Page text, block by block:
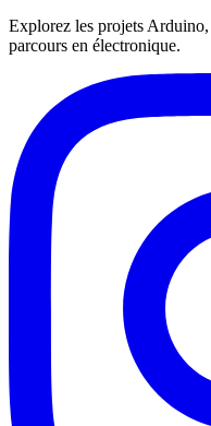
Explorez les projets
parcours en électronique.